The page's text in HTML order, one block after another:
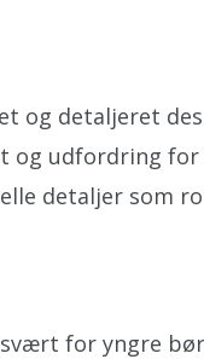
og detaljeret
og udfordring for
detaljer som
for yngre